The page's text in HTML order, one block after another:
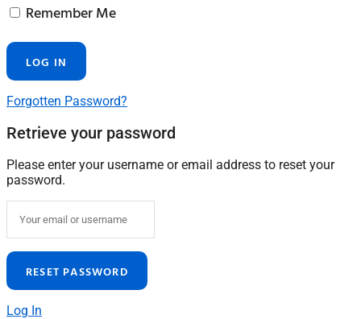
Remember Me
Forgotten Password?
Retrieve your password
Please enter your username or email address to reset your
password.
Log In